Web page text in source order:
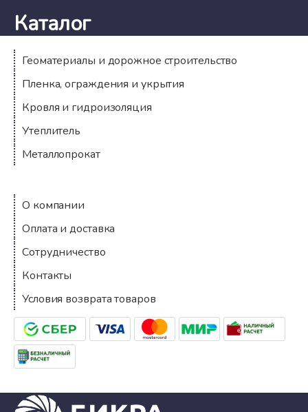
Каталог
Геоматериалы и дорожное строительство
Пленка, ограждения и укрытия
Кровля и гидроизоляция
Утеплитель
Металлопрокат
Компания
О компании
Оплата и доставка
Сотрудничество
Контакты
Условия возврата товаров